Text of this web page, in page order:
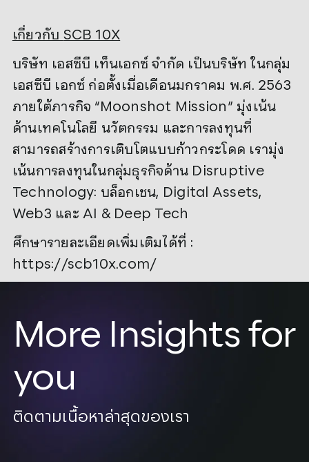
เกี่ยวกับ SCB 10X
บริษัท เอสซีบี เท็นเอกซ์ จำกัด เป็นบริษัท ในกลุ่ม
เอสซีบี เอกซ์ ก่อตั้งเมื่อเดือนมกราคม พ.ศ. 2563
ภายใต้ภารกิจ “Moonshot Mission” มุ่งเน้น
ด้านเทคโนโลยี นวัตกรรม และการลงทุนที่
สามารถสร้างการเติบโตแบบก้าวกระโดด เรามุ่ง
เน้นการลงทุนในกลุ่มธุรกิจด้าน Disruptive
Technology: บล็อกเชน, Digital Assets,
Web3 และ AI & Deep Tech
ศึกษารายละเอียดเพิ่มเติมได้ที่ :
https://scb10x.com/
More Insights for
you
ติดตามเนื้อหาล่าสุดของเรา